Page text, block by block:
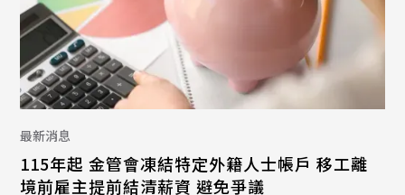
最新消息
115年起 金管會凍結特定外籍人士帳戶 移工離
境前雇主提前結清薪資 避免爭議